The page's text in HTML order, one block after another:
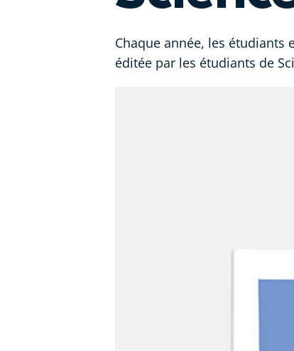
Chaque année, les étudiants
éditée par les étudiants de